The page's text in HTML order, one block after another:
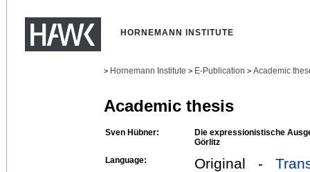
HORNEMANN INSTITUTE
> Hornemann Institute > E-Publication > Academic
Academic thesis
Sven Hübner:
Die expressionistische
Görlitz
Language:
Original -